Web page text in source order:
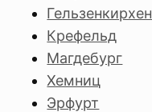
Гельзенкирхен
Крефельд
Магдебург
Хемниц
Эрфурт